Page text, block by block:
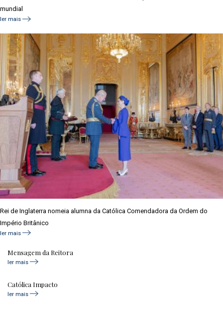
mundial
ler mais
Rei de Inglaterra nomeia alumna da Católica Comendadora da Ordem do
Império Britânico
ler mais
Mensagem da Reitora
ler mais
Católica Impacto
ler mais